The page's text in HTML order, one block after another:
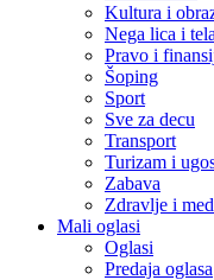
Kultura i
Nega lica i tela
Pravo i
Šoping
Sport
Sve za decu
Transport
Turizam i
Zabava
Zdravlje i
Mali oglasi
Oglasi
Predaja oglasa